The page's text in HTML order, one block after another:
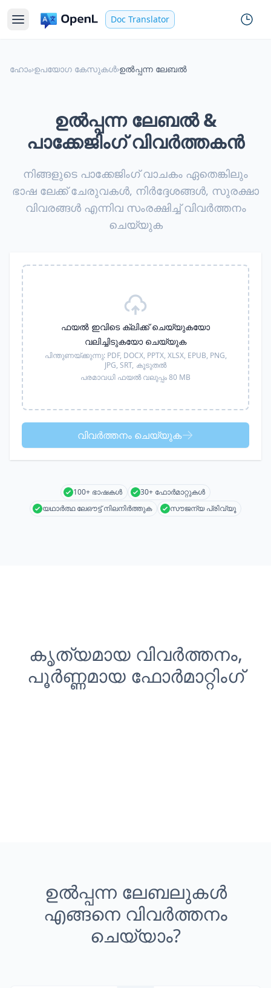
Doc Translator
ഹോം›ഉപയോഗ കേസുകൾ›ഉൽപ്പന്ന ലേബൽ
ഉൽപ്പന്ന ലേബൽ &
പാക്കേജിംഗ് വിവർത്തകൻ
നിങ്ങളുടെ പാക്കേജിംഗ് വാചകം ഏതെങ്കിലും
ഭാഷ ലേക്ക് ചേരുവകൾ, നിർദ്ദേശങ്ങൾ, സുരക്ഷാ
വിവരങ്ങൾ എന്നിവ സംരക്ഷിച്ച് വിവർത്തനം
ചെയ്യുക
ഫയൽ ഇവിടെ ക്ലിക്ക് ചെയ്യുകയോ
വലിച്ചിടുകയോ ചെയ്യുക
പിന്തുണയ്ക്കുന്നു: PDF, DOCX, PPTX, XLSX, EPUB, PNG,
JPG, SRT, കൂടുതൽ
പരമാവധി ഫയൽ വലുപ്പം 80 MB
വിവർത്തനം ചെയ്യുക
100+ ഭാഷകൾ
30+ ഫോർമാറ്റുകൾ
യഥാർത്ഥ ലേഔട്ട് നിലനിർത്തുക
സൗജന്യ പ്രിവ്യൂ
കൃത്യമായ വിവർത്തനം,
പൂർണ്ണമായ ഫോർമാറ്റിംഗ്
ഉൽപ്പന്ന ലേബലുകൾ
എങ്ങനെ വിവർത്തനം
ചെയ്യാം?